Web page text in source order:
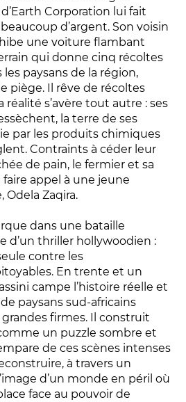
social,
d’oralité]
[8-14 ans]
Corporation lui fait
d’argent. Son voisin
une voiture flambant
qui donne cinq récoltes
paysans de la région,
piège. Il rêve de récoltes
réalité s’avère tout autre : ses
la terre de ses
par les produits chimiques
Contraints à céder leur
de pain, le fermier et sa
appel à une jeune
Zaqira.
dans une bataille
d’un thriller hollywoodien :
contre les
En trente et un
campe l’histoire réelle et
paysans sud-africains
firmes. Il construit
un puzzle sombre et
de ces scènes intenses
à travers un
d’un monde en péril où
face au pouvoir de